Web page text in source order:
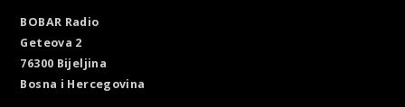
BOBAR Radio
Geteova 2
76300 Bijeljina
Bosna i Hercegovina